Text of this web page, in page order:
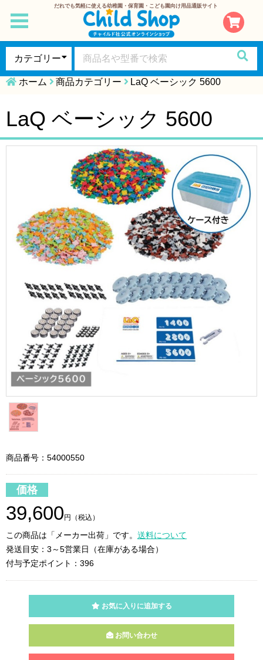
だれでも気軽に使える幼稚園・保育園・こども園向け用品通販サイト
toggle
navigation
ホーム 商品カテゴリー LaQ ベーシック 5600
LaQ ベーシック 5600
商品番号：54000550
価格
39,600 円（税込）
この商品は「メーカー出荷」です。 送料について
発送目安：3～5営業日（在庫がある場合）
付与予定ポイント：396
お気に入りに追加する
お問い合わせ